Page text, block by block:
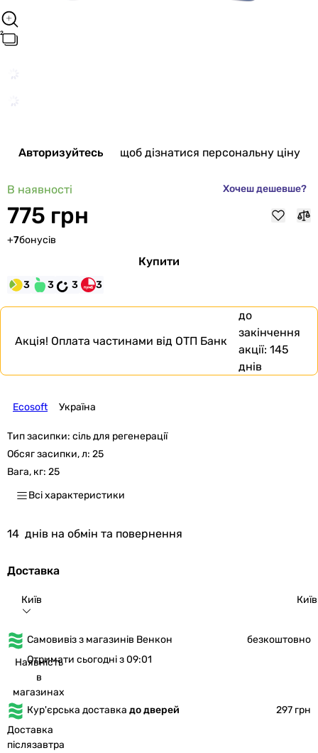
Авторизуйтесь щоб дізнатися персональну ціну
В наявності Хочеш дешевше?
775 грн
+7бонусів
Купити
3 3 3 3
Акція! Оплата частинами від ОТП Банк
до
закінчення
акції: 145
днів
Ecosoft Україна
Тип засипки: сіль для регенерації
Обсяг засипки, л: 25
Вага, кг: 25
Всі характеристики
14 днів на обмін та повернення
Доставка
Київ Київ
Самовивіз з магазинів Венкон
безкоштовно
Наявність
в
магазинах
Отримати сьогодні з 09:01
Кур'єрська доставка до дверей
297 грн
Доставка
післязавтра